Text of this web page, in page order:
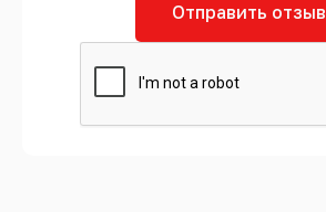
Отправить отзыв